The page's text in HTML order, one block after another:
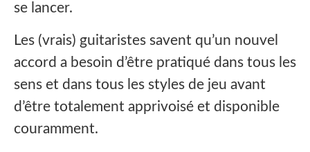
se lancer.
Les (vrais) guitaristes savent qu’un nouvel
accord a besoin d’être pratiqué dans tous les
sens et dans tous les styles de jeu avant
d’être totalement apprivoisé et disponible
couramment.